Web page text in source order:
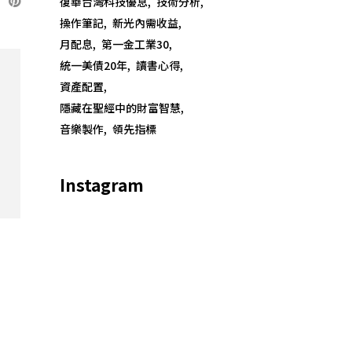
操作筆記 新光內需收益
月配息 第一金工業30
統一美債20年 讀書心得
資產配置
隱藏在聖經中的財富智慧
音樂製作 領先指標
Instagram